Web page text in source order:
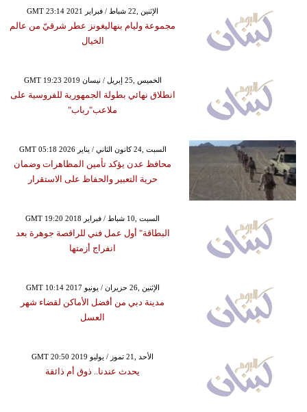
GMT 23:14 2021 الإثنين ,22 شباط / فبراير
مجموعة وليام بنهاليغونز عطر شرقيّ من عالم
الخيال
GMT 19:23 2019 الخميس ,25 إبريل / نيسان
انطلاق نهائي بطولة الجمهورية للفروسية على
ملاعب"رباب"
GMT 05:18 2026 السبت ,24 كانون الثاني / يناير
محافظ عدن يؤكد تأمين المظاهرات وضمان
حرية التعبير والحفاظ على الاستقرار
GMT 19:20 2018 السبت ,10 شباط / فبراير
البطاقة" أول عمل فني للراقصة جوهرة بعد
انفراج أزمتها
GMT 10:14 2017 الإثنين ,26 حزيران / يونيو
مدينة دبي من أفضل الأماكن لقضاء شهر
العسل
GMT 20:50 2019 الأحد ,21 تموز / يوليو
يحدث عندنا.. ذوق أم ذائقة